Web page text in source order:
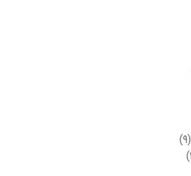
(۹)